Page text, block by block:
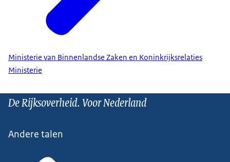
Ministerie van Binnenlandse Zaken en Koninkrijksrelaties
Ministerie
De Rijksoverheid. Voor Nederland
Andere talen